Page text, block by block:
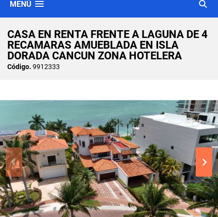
MENÚ
CASA EN RENTA FRENTE A LAGUNA DE 4
RECAMARAS AMUEBLADA EN ISLA
DORADA CANCUN ZONA HOTELERA
Código. 9912333